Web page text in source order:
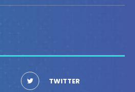
TWITTER